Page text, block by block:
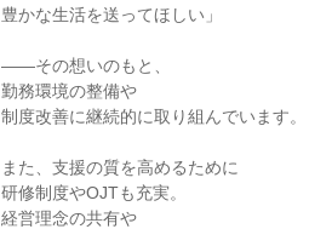
豊かな生活を送ってほしい」
――その想いのもと、
勤務環境の整備や
制度改善に継続的に取り組んでいます。
また、支援の質を高めるために
研修制度やOJTも充実。
経営理念の共有や